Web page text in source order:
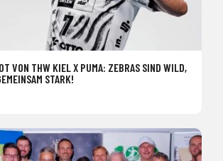
VON THW KIEL X PUMA: ZEBRAS SIND WILD,
STARK!